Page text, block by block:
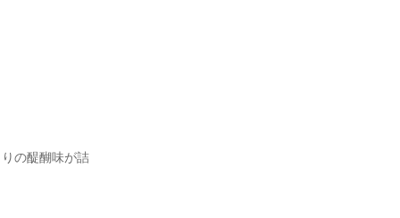
の醍醐味が詰